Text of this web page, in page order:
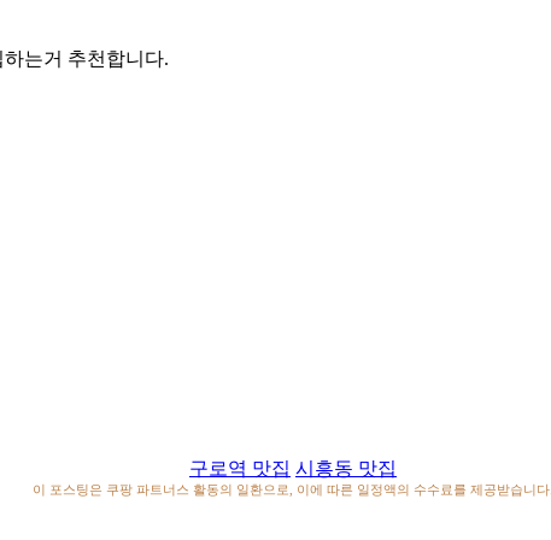
는거 추천합니다.
구로역 맛집 시흥동 맛집
이 포스팅은 쿠팡 파트너스 활동의 일환으로, 이에 따른 일정액의 수수료를 제공받습니다.